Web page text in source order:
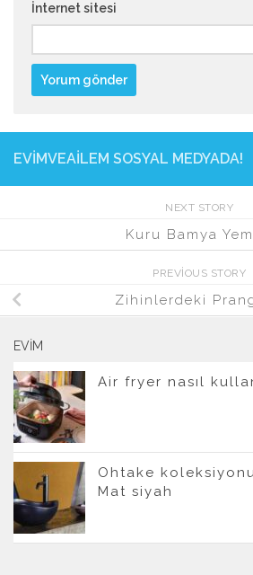
İnternet sitesi
EVIMVEAILEM SOSYAL MEDYADA!
NEXT STORY
Kuru Bamya
PREVIOUS STORY
Zihinlerdeki
EVIM
Air fryer nasıl
Ohtake
Mat siyah